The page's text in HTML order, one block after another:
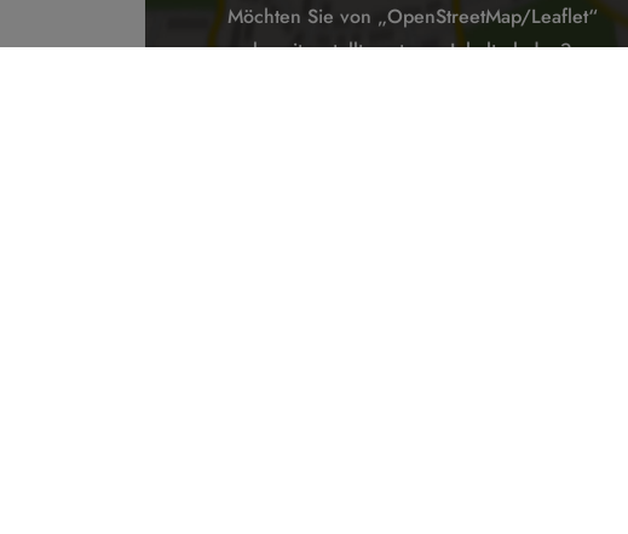
Möchten Sie von „OpenStreetMap/Leaflet“
bereitgestellte externe Inhalte laden?